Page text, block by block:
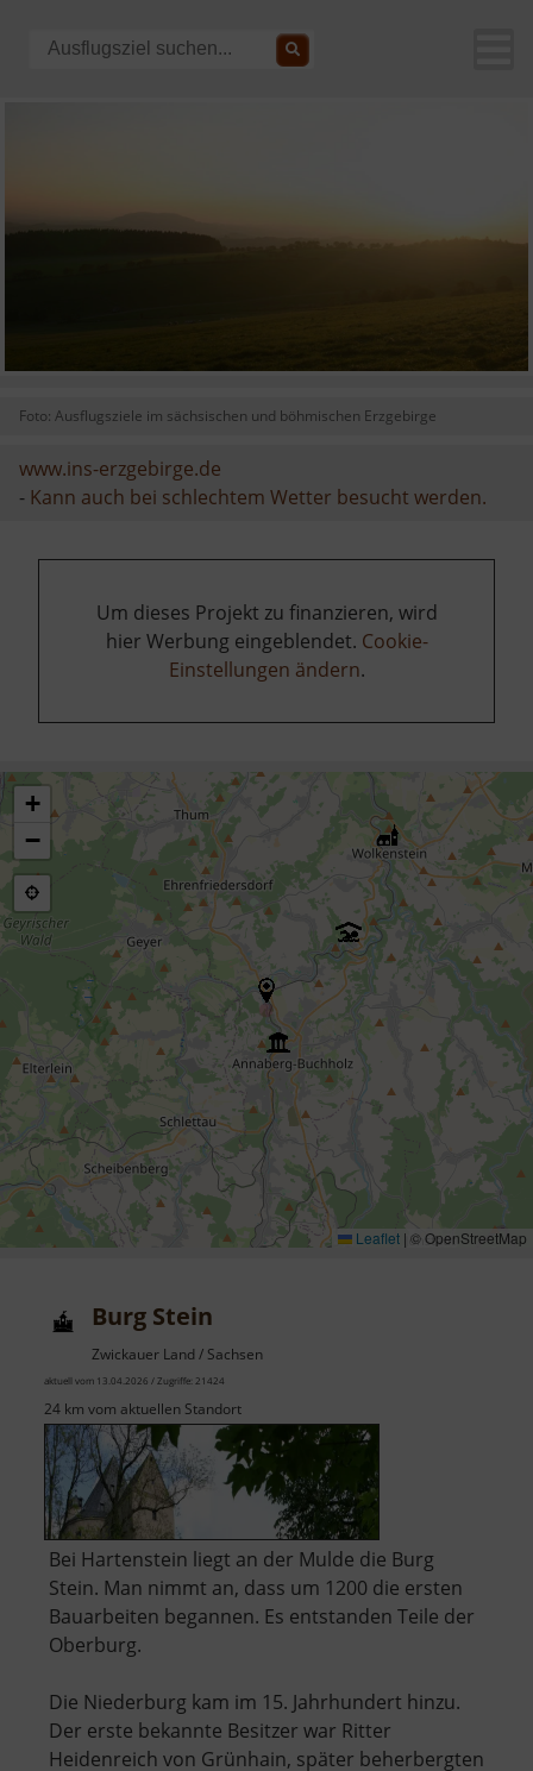
Foto: Ausflugsziele im sächsischen und böhmischen Erzgebirge
www.ins-erzgebirge.de
- Kann auch bei schlechtem Wetter besucht werden.
Um dieses Projekt zu finanzieren, wird
hier Werbung eingeblendet. Cookie-
Einstellungen ändern.
+
−
Leaflet | © OpenStreetMap
Burg Stein
Zwickauer Land / Sachsen
aktuell vom 13.04.2026 / Zugriffe: 21424
24 km vom aktuellen Standort
Bei Hartenstein liegt an der Mulde die Burg
Stein. Man nimmt an, dass um 1200 die ersten
Bauarbeiten begannen. Es entstanden Teile der
Oberburg.
Die Niederburg kam im 15. Jahrhundert hinzu.
Der erste bekannte Besitzer war Ritter
Heidenreich von Grünhain, später beherbergten